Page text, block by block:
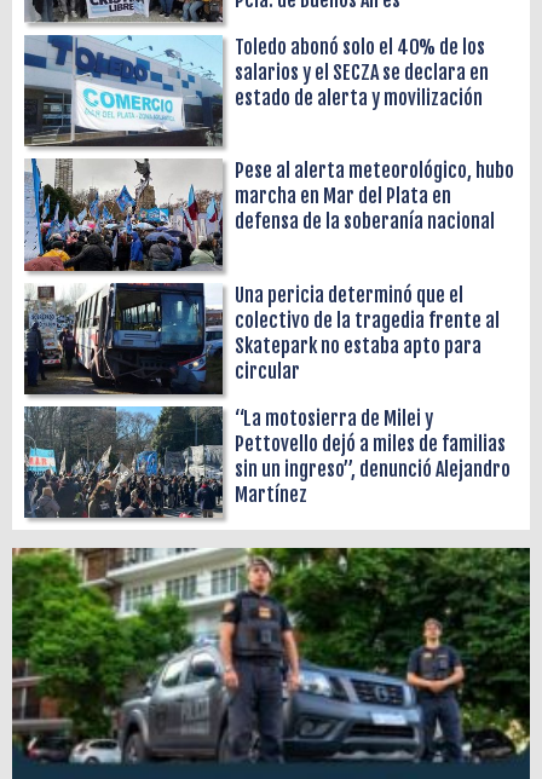
Toledo abonó solo el 40% de los
salarios y el SECZA se declara en
estado de alerta y movilización
Pese al alerta meteorológico, hubo
marcha en Mar del Plata en
defensa de la soberanía nacional
Una pericia determinó que el
colectivo de la tragedia frente al
Skatepark no estaba apto para
circular
“La motosierra de Milei y
Pettovello dejó a miles de familias
sin un ingreso”, denunció Alejandro
Martínez